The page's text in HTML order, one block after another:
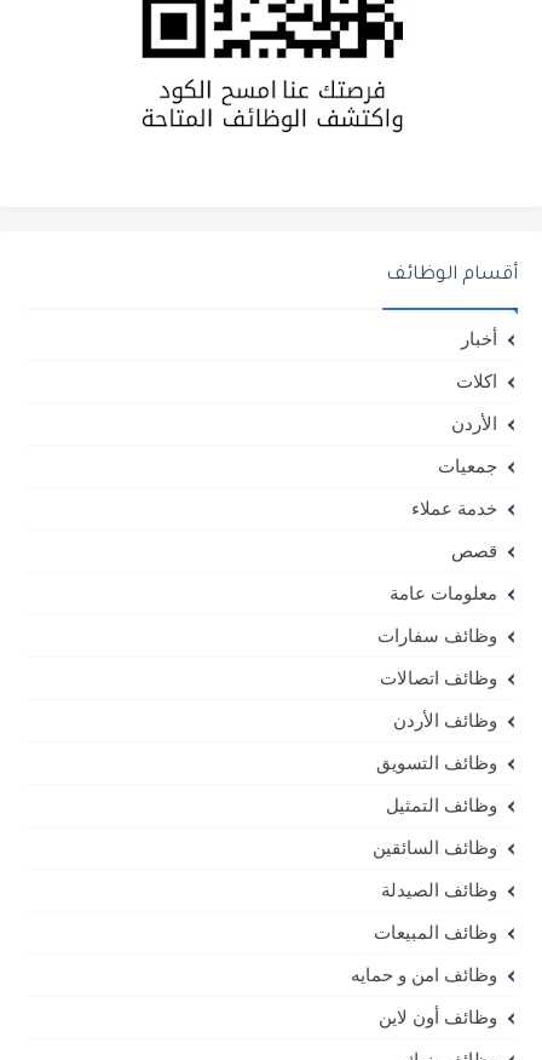
أقسام الوظائف
أخبار
اكلات
الأردن
جمعيات
خدمة عملاء
قصص
معلومات عامة
وظائف سفارات
وظائف اتصالات
وظائف الأردن
وظائف التسويق
وظائف التمثيل
وظائف السائقين
وظائف الصيدلة
وظائف المبيعات
وظائف امن و حمايه
وظائف أون لاين